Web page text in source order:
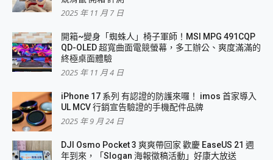
2025 年 11 月 7 日
開箱~變身「蜘蛛人」椅子軍師！MSI MPG 491CQP
QD-OLED 超寬曲面電競螢幕，多工辦公、爽度滿滿的
終極桌面體驗
2025 年 11 月 4 日
iPhone 17 系列 有認證的防護來囉！ imos 首家導入
UL MCV 行銷宣告驗證的手機配件品牌
2025 年 9 月 24 日
DJI Osmo Pocket 3 爽爽帶回家 歡慶 EaseUS 21 週
年到來，「Slogan 海報徵稿活動」好康大放送